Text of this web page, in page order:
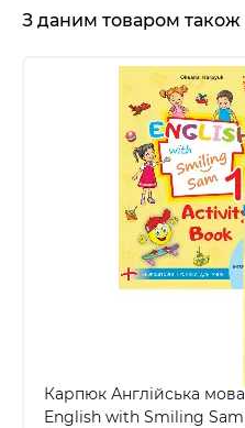
З даним товаром також
Карпюк Англійська
English with Smiling